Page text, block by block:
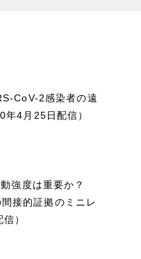
CoV-2感染者の遠
4月25日配信）
強度は重要か？
接的証拠のミニレ
）